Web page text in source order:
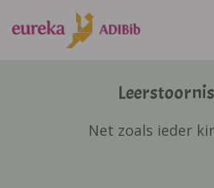
Net zoals ieder